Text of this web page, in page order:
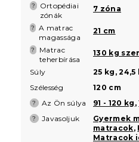
?
Ortopédiai
zónák
7 zóna
?
A matrac
magassága
21 cm
?
Matrac
teherbírása
130 kg
Súly
25 kg, 24,5
Szélesség
120 cm
? Az Ön súlya 91 - 120 kg ,
? Javasoljuk Gyermek
matracok,
Matracok